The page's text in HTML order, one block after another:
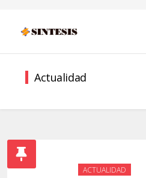
Actualidad
ACTUALIDAD